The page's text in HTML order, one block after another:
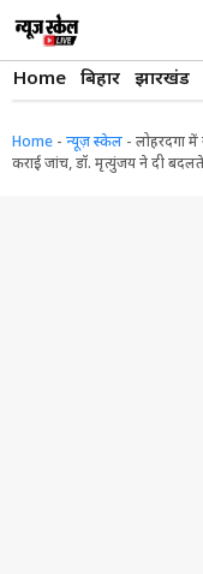
content
Home बिहार झारखंड
Home - न्यूज़ स्केल - ​लोहरदगा में
कराई जांच, डॉ. मृत्युंजय ने दी